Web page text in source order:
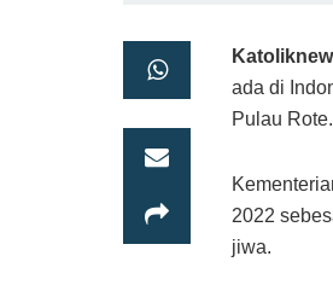
ada di
Pulau
2022
jiwa.